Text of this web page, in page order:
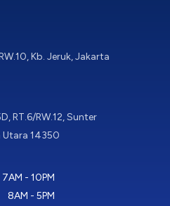
Kb. Jeruk, Jakarta
RT.6/RW.12, Sunter
Utara 14350
7AM - 10PM
8AM - 5PM